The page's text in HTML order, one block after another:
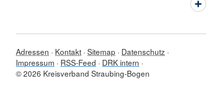
Adressen Kontakt Sitemap
Datenschutz
Impressum
RSS-Feed
DRK intern
© 2026 Kreisverband Straubing-Bogen